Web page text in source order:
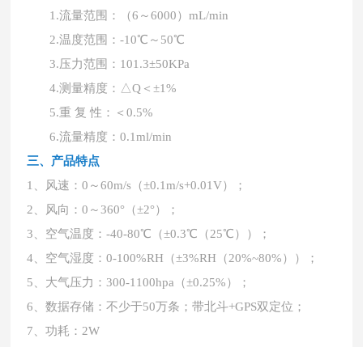
1.流量范围：（6 ～6000）mL/min
2.温度范围：-10℃～50℃
3.压力范围： 101.3±50KPa
4.测量精度： △Q＜±1%
5.重 复 性：＜0.5%
6.流量精度：0.1ml/min
三、产品特点
1、风速：0～60m/s（±0.1m/s+0.01V）；
2、风向：0～360°（±2°）；
3、空气温度：-40-80℃（±0.3℃（25℃））；
4、空气湿度：0-100%RH（±3%RH（20%~80%））；
5、大气压力：300-1100hpa（±0.25%）；
6、数据存储：不少于50万条；带北斗+GPS双定位；
7、功耗：2W